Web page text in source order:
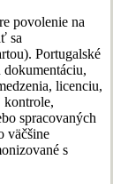
povolenie na
sa
Portugalské
licenciu,
kontrole,
spracovaných
väčšine
s